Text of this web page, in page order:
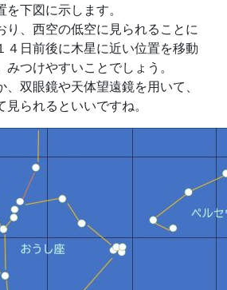
下図に示します。
り、西空の低空に見られることに
４日前後に木星に近い位置を移動
つけやすいことでしょう。
双眼鏡や天体望遠鏡を用いて、
られるといいですね。